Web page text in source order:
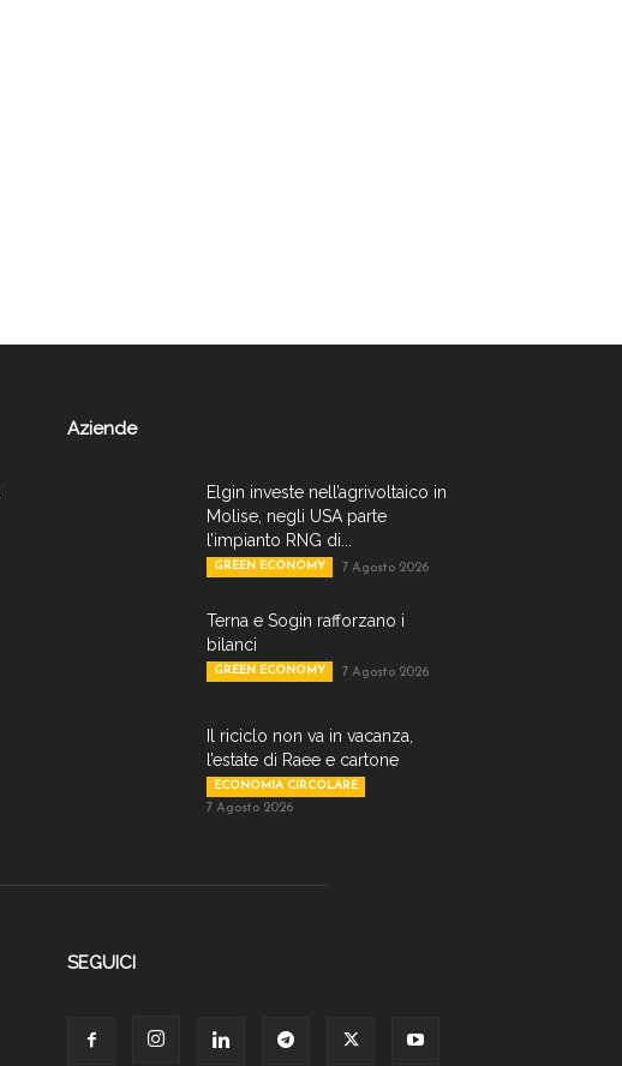
Aziende
Elgin investe nell’agrivoltaico in
Molise, negli USA parte
l’impianto RNG di...
GREEN ECONOMY 7 Agosto 2026
Terna e Sogin rafforzano i
bilanci
GREEN ECONOMY 7 Agosto 2026
Il riciclo non va in vacanza,
l’estate di Raee e cartone
ECONOMIA CIRCOLARE
7 Agosto 2026
SEGUICI